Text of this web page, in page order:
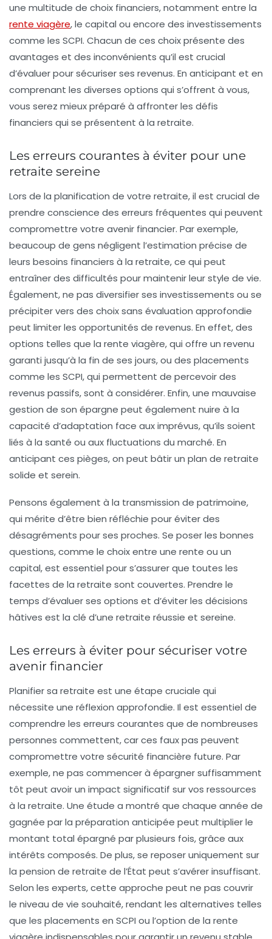
une multitude de choix financiers, notamment entre la
rente viagère, le capital ou encore des investissements
comme les SCPI. Chacun de ces choix présente des
avantages et des inconvénients qu’il est crucial
d’évaluer pour sécuriser ses revenus. En anticipant et en
comprenant les diverses options qui s’offrent à vous,
vous serez mieux préparé à affronter les défis
financiers qui se présentent à la retraite.
Les erreurs courantes à éviter pour une
retraite sereine
Lors de la planification de votre retraite, il est crucial de
prendre conscience des erreurs fréquentes qui peuvent
compromettre votre avenir financier. Par exemple,
beaucoup de gens négligent l’estimation précise de
leurs besoins financiers à la retraite, ce qui peut
entraîner des difficultés pour maintenir leur style de vie.
Également, ne pas diversifier ses investissements ou se
précipiter vers des choix sans évaluation approfondie
peut limiter les opportunités de revenus. En effet, des
options telles que la rente viagère, qui offre un revenu
garanti jusqu’à la fin de ses jours, ou des placements
comme les SCPI, qui permettent de percevoir des
revenus passifs, sont à considérer. Enfin, une mauvaise
gestion de son épargne peut également nuire à la
capacité d’adaptation face aux imprévus, qu’ils soient
liés à la santé ou aux fluctuations du marché. En
anticipant ces pièges, on peut bâtir un plan de retraite
solide et serein.
Pensons également à la transmission de patrimoine,
qui mérite d’être bien réfléchie pour éviter des
désagréments pour ses proches. Se poser les bonnes
questions, comme le choix entre une rente ou un
capital, est essentiel pour s’assurer que toutes les
facettes de la retraite sont couvertes. Prendre le
temps d’évaluer ses options et d’éviter les décisions
hâtives est la clé d’une retraite réussie et sereine.
Les erreurs à éviter pour sécuriser votre
avenir financier
Planifier sa retraite est une étape cruciale qui
nécessite une réflexion approfondie. Il est essentiel de
comprendre les erreurs courantes que de nombreuses
personnes commettent, car ces faux pas peuvent
compromettre votre sécurité financière future. Par
exemple, ne pas commencer à épargner suffisamment
tôt peut avoir un impact significatif sur vos ressources
à la retraite. Une étude a montré que chaque année de
gagnée par la préparation anticipée peut multiplier le
montant total épargné par plusieurs fois, grâce aux
intérêts composés. De plus, se reposer uniquement sur
la pension de retraite de l’État peut s’avérer insuffisant.
Selon les experts, cette approche peut ne pas couvrir
le niveau de vie souhaité, rendant les alternatives telles
que les placements en SCPI ou l’option de la rente